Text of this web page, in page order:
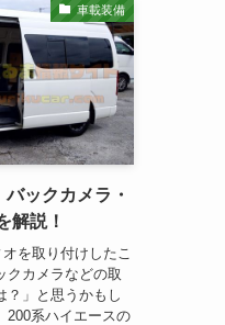
車載装備
バックカメラ・
解説！
を取り付けしたこ
クカメラなどの取
？」と思うかもし
200系ハイエースの